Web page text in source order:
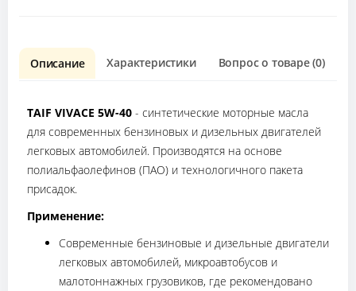
Описание Характеристики Вопрос о товаре (0)
TAIF VIVACE 5W-40 - синтетические моторные масла
для современных бензиновых и дизельных двигателей
легковых автомобилей. Производятся на основе
полиальфаолефинов (ПАО) и технологичного пакета
присадок.
Применение:
Современные бензиновые и дизельные двигатели
легковых автомобилей, микроавтобусов и
малотоннажных грузовиков, где рекомендовано